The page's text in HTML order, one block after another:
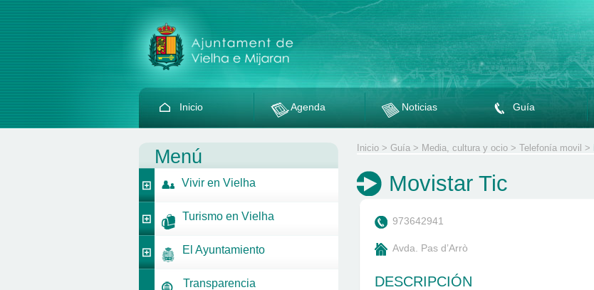
Inicio Agenda Noticias Guía
Menú
Vivir en Vielha
Turismo en Vielha
El Ayuntamiento
Transparencia
Inicio > Guía > Media, cultura y ocio > Telefonía movil >
Movistar Tic
973642941
Avda. Pas d’Arrò
DESCRIPCIÓN